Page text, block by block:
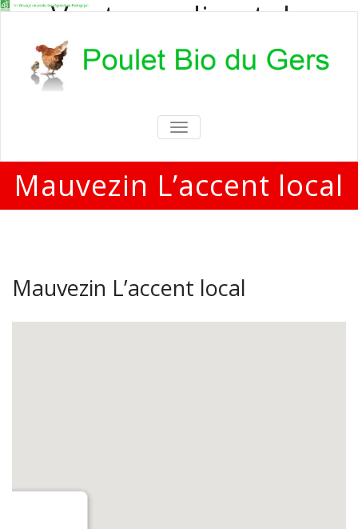
Vente en direct de
poulets bio
Vente en direct de poulets bio aux
particuliers et professionnels
TOGGLE
NAVIGATION
Mauvezin L’accent local
Mauvezin L’accent local